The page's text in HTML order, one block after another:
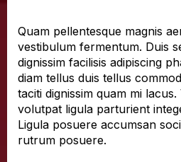
Quam pellentesque magnis
vestibulum fermentum. Duis
dignissim facilisis adipiscing
diam tellus duis tellus
taciti dignissim quam mi lacus.
volutpat ligula parturient
Ligula posuere accumsan
rutrum posuere.